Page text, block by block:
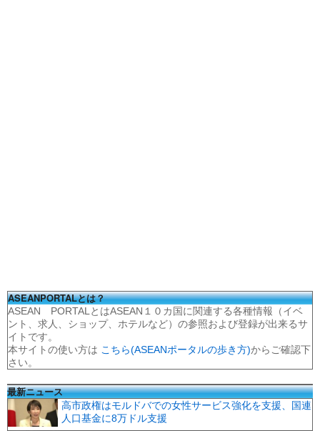
ASEANPORTALとは？
ASEAN PORTALとはASEAN１０カ国に関連する各種情報（イベ
ント、求人、ショップ、ホテルなど）の参照および登録が出来るサ
イトです。
本サイトの使い方は こちら(ASEANポータルの歩き方)からご確認下
さい。
最新ニュース
高市政権はモルドバでの女性サービス強化を支援、国連
人口基金に8万ドル支援